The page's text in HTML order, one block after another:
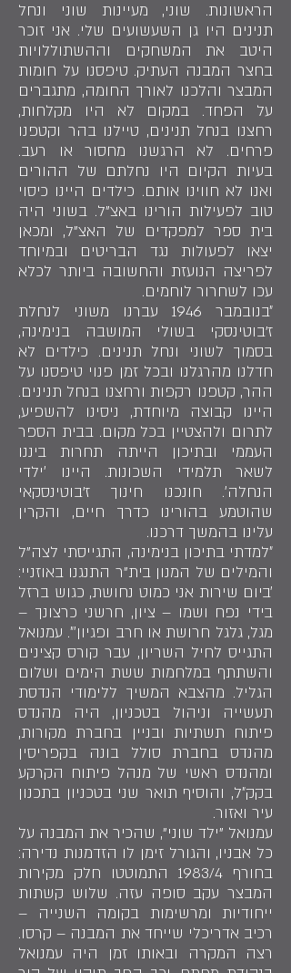
הראשונות. שוני, מעיינות שוני ונחל
תנינים היו גן השעשועים שלי. אני זוכר
היטב את המשחקים וההשתוללויות
בחצר המבנה העתיק. טיפסנו על חומות
המבצר והלכנו לאורך החומה, מתגברים
על הפחד. במקום לא היו מקלחות,
רחצנו בנחל תנינים, טיילנו בהר וקטפנו
פרחים. לא הרגשנו מחסור או רעב.
בעיות הקיום היו נחלתם של ההורים
ואנו לא חווינו אותם. כילדים היינו כיסוי
טוב לפעילות הורינו באצ"ל. בשוני היה
בית ספר למפקדים של האצ"ל, ומכאן
יצאו לפעולות נגד הבריטים ובמיוחד
לפריצה הנועזת והחשובה ביותר לכלא
עכו לשחרור לוחמים.
״בנובמבר 1946 עברנו משוני לנחלת
ז'בוטינסקי בשולי המושבה בנימינה,
בסמוך לשוני ונחל תנינים. כילדים לא
חדלנו מהרגלנו ובכל זמן פנוי טיפסנו על
ההר, קטפנו רקפות ורחצנו בנחל תנינים.
היינו קבוצה מיוחדת, ניסינו להשפיע,
לתרום ולהצטיין בכל מקום. בבית הספר
העממי ובתיכון הייתה תחרות ביננו
לשאר תלמידי השכונות. היינו ׳ילדי
הנחלה׳. חונכנו חינוך ז'בוטינסקאי
שהוטמע בהורינו כדרך חיים, והקרין
עלינו בהמשך דרכנו.
״למדתי בתיכון בנימינה, התגייסתי לצה"ל
והמילים של המנון בית"ר התנגנו באוזניי:
׳ביום שירות אני כמוט נחושת, כגוש ברזל
בידי נפח ושמו – ציון, חרשני כרצונך –
מגל, גלגל חרושת או חרב ופגיון׳״. עמנואל
התגייס לחיל השריון, עבר קורס קצינים
והשתתף במלחמות ששת הימים ושלום
הגליל. מהצבא המשיך ללימודי הנדסת
תעשייה וניהול בטכניון, היה מהנדס
פיתוח תשתיות ובניין בחברת מקורות,
מהנדס בחברת סולל בונה בקפריסין
ומהנדס ראשי של מנהל פיתוח הקרקע
בקק״ל, והוסיף תואר שני בטכניון בתכנון
עיר ואזור.
עמנואל "ילד שוני", שהכיר את המבנה על
כל אבניו, והגורל זימן לו הזדמנות נדירה:
בחורף 1983/4 התמוטטו חלק מקירות
המבצר עקב סופה עזה. שלוש קשתות
ייחודיות ומרשימות בקומה השנייה –
רכיב אדריכלי שייחד את המבנה – קרסו.
רצה המקרה ובאותו זמן היה עמנואל